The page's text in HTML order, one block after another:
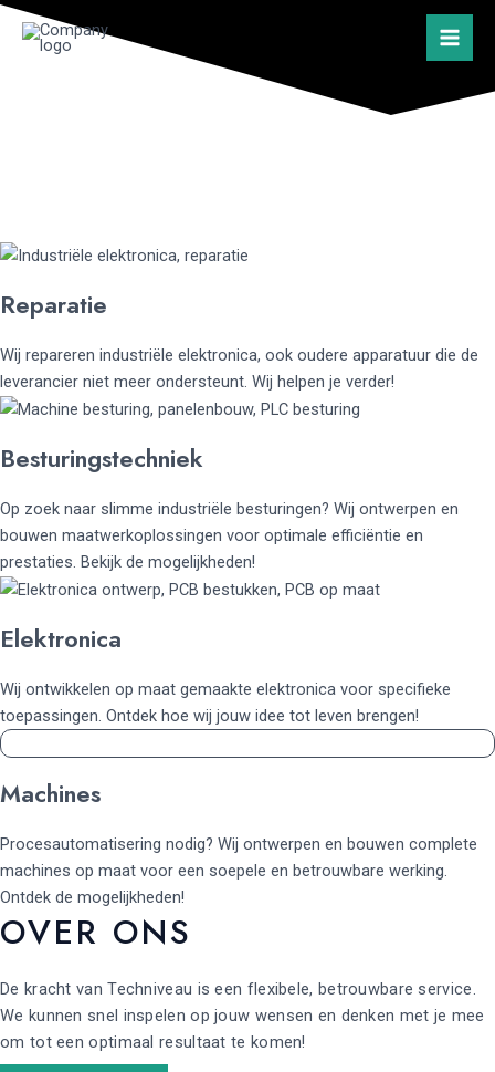
Ga
naar
Reparatie
Wij repareren industriële elektronica, ook oudere apparatuur die de
leverancier niet meer ondersteunt. Wij helpen je verder!
Besturingstechniek
Op zoek naar slimme industriële besturingen? Wij ontwerpen en
bouwen maatwerkoplossingen voor optimale efficiëntie en
prestaties. Bekijk de mogelijkheden!
Elektronica
Wij ontwikkelen op maat gemaakte elektronica voor specifieke
toepassingen. Ontdek hoe wij jouw idee tot leven brengen!
Machines
Procesautomatisering nodig? Wij ontwerpen en bouwen complete
machines op maat voor een soepele en betrouwbare werking.
Ontdek de mogelijkheden!
OVER ONS
De kracht van Techniveau is een flexibele, betrouwbare service.
We kunnen snel inspelen op jouw wensen en denken met je mee
om tot een optimaal resultaat te komen!